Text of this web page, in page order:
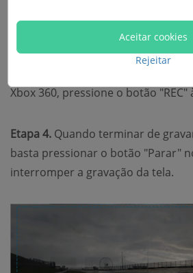
Xbox 360, pressione o botão "REC"
Etapa 4. Quando terminar de
basta pressionar o botão "Parar"
interromper a gravação da tela.
Aceitar cookies
Rejeitar